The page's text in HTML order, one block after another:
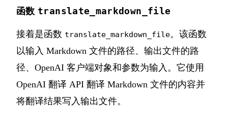
函数 translate_markdown_file
接着是函数 translate_markdown_file。该函数
以输入 Markdown 文件的路径、输出文件的路
径、OpenAI 客户端对象和参数为输入。它使用
OpenAI 翻译 API 翻译 Markdown 文件的内容并
将翻译结果写入输出文件。